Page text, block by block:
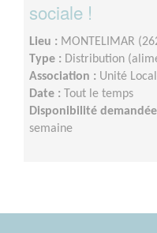
sociale !
Lieu : MONTELIMAR
Type : Distribution
Association : Unité
Date :
Tout le temps
Disponibilité
semaine